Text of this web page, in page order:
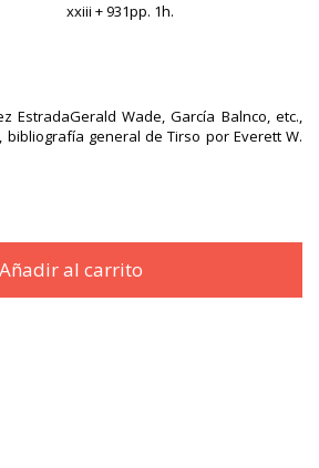
xxiii + 931pp. 1h.
EstradaGerald Wade, García Balnco, etc.,
general de Tirso por Everett W.
Añadir al carrito